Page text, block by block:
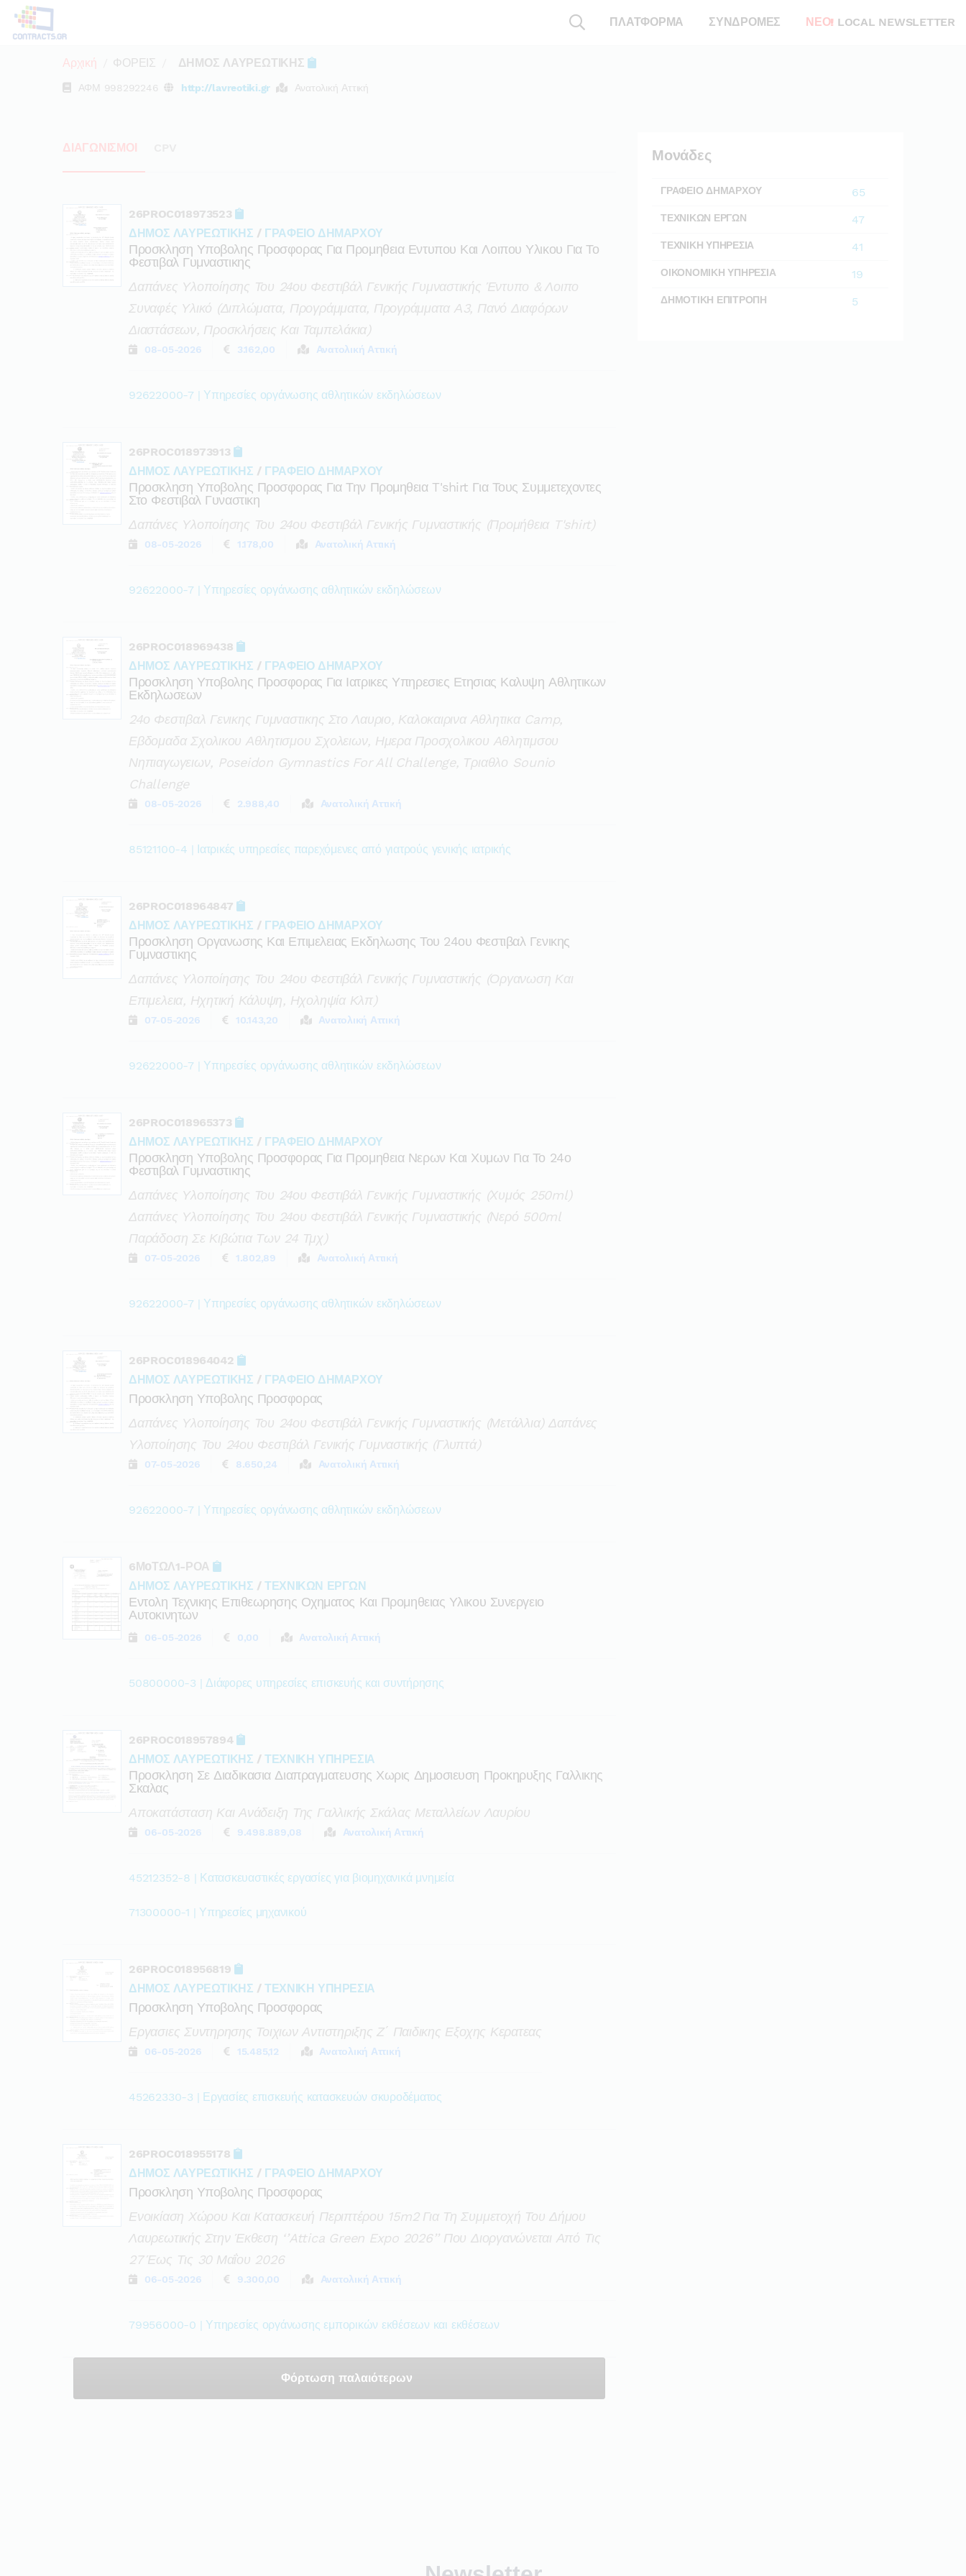
ΠΛΑΤΦΟΡΜΑ ΣΥΝΔΡΟΜΕΣ ΝΕΟ! LOCAL NEWSLETTER
Αρχική ΦΟΡΕΙΣ ΔΗΜΟΣ ΛΑΥΡΕΩΤΙΚΗΣ
ΑΦΜ 998292246 http://lavreotiki.gr Ανατολική Αττική
Μονάδες
ΓΡΑΦΕΙΟ ΔΗΜΑΡΧΟΥ 65
ΤΕΧΝΙΚΩΝ ΕΡΓΩΝ 47
ΤΕΧΝΙΚΗ ΥΠΗΡΕΣΙΑ 41
ΟΙΚΟΝΟΜΙΚΗ ΥΠΗΡΕΣΙΑ 19
ΔΗΜΟΤΙΚΗ ΕΠΙΤΡΟΠΗ 5
ΔΙΑΓΩΝΙΣΜΟΙ
26PROC018973523
ΔΗΜΟΣ ΛΑΥΡΕΩΤΙΚΗΣ / ΓΡΑΦΕΙΟ ΔΗΜΑΡΧΟΥ
Προσκληση Υποβολης Προσφορας Για Προμηθεια Εντυπου Και Λοιπου Υλικου Για Το
Φεστιβαλ Γυμναστικης
Δαπάνες Υλοποίησης Του 24ου Φεστιβάλ Γενικής Γυμναστικής Έντυπο & Λοιπο
Συναφές Υλικό (διπλώματα, Προγράμματα, Προγράμματα Α3, Πανό Διαφόρων
Διαστάσεων, Προσκλήσεις Και Ταμπελάκια)
08-05-2026 3.162,00 Ανατολική Αττική
92622000-7 | Υπηρεσίες οργάνωσης αθλητικών εκδηλώσεων
26PROC018973913
ΔΗΜΟΣ ΛΑΥΡΕΩΤΙΚΗΣ / ΓΡΑΦΕΙΟ ΔΗΜΑΡΧΟΥ
Προσκληση Υποβολης Προσφορας Για Την Προμηθεια T'shirt Για Τους Συμμετεχοντες
Στο Φεστιβαλ Γυναστικη
Δαπάνες Υλοποίησης Του 24ου Φεστιβάλ Γενικής Γυμναστικής (προμήθεια T'shirt)
08-05-2026 1.178,00 Ανατολική Αττική
92622000-7 | Υπηρεσίες οργάνωσης αθλητικών εκδηλώσεων
26PROC018969438
ΔΗΜΟΣ ΛΑΥΡΕΩΤΙΚΗΣ / ΓΡΑΦΕΙΟ ΔΗΜΑΡΧΟΥ
Προσκληση Υποβολης Προσφορας Για Ιατρικες Υπηρεσιες Ετησιας Καλυψη Αθλητικων
Εκδηλωσεων
24ο Φεστιβαλ Γενικης Γυμναστικης Στο Λαυριο, Καλοκαιρινα Αθλητικα Camp,
Εβδομαδα Σχολικου Αθλητισμου Σχολειων, Ημερα Προσχολικου Αθλητιμσου
Νηπιαγωγειων, Poseidon Gymnastics For All Challenge, Τριαθλο Sounio
Challenge
08-05-2026 2.988,40 Ανατολική Αττική
85121100-4 | Ιατρικές υπηρεσίες παρεχόμενες από γιατρούς γενικής ιατρικής
26PROC018964847
ΔΗΜΟΣ ΛΑΥΡΕΩΤΙΚΗΣ / ΓΡΑΦΕΙΟ ΔΗΜΑΡΧΟΥ
Προσκληση Οργανωσης Και Επιμελειας Εκδηλωσης Του 24ου Φεστιβαλ Γενικης
Γυμναστικης
Δαπάνες Υλοποίησης Του 24ου Φεστιβάλ Γενικής Γυμναστικής (οργανωση Και
Επιμελεια, Ηχητική Κάλυψη, Ηχοληψία Κλπ)
07-05-2026 10.143,20 Ανατολική Αττική
92622000-7 | Υπηρεσίες οργάνωσης αθλητικών εκδηλώσεων
26PROC018965373
ΔΗΜΟΣ ΛΑΥΡΕΩΤΙΚΗΣ / ΓΡΑΦΕΙΟ ΔΗΜΑΡΧΟΥ
Προσκληση Υποβολης Προσφορας Για Προμηθεια Νερων Και Χυμων Για Το 24ο
Φεστιβαλ Γυμναστικης
Δαπάνες Υλοποίησης Του 24ου Φεστιβάλ Γενικής Γυμναστικής (χυμός 250ml)
Δαπάνες Υλοποίησης Του 24ου Φεστιβάλ Γενικής Γυμναστικής (νερό 500ml
Παράδοση Σε Κιβώτια Των 24 Τμχ)
07-05-2026 1.802,89 Ανατολική Αττική
92622000-7 | Υπηρεσίες οργάνωσης αθλητικών εκδηλώσεων
26PROC018964042
ΔΗΜΟΣ ΛΑΥΡΕΩΤΙΚΗΣ / ΓΡΑΦΕΙΟ ΔΗΜΑΡΧΟΥ
Προσκληση Υποβολης Προσφορας
Δαπάνες Υλοποίησης Του 24ου Φεστιβάλ Γενικής Γυμναστικής (μετάλλια) Δαπάνες
Υλοποίησης Του 24ου Φεστιβάλ Γενικής Γυμναστικής (γλυπτά)
07-05-2026 8.650,24 Ανατολική Αττική
92622000-7 | Υπηρεσίες οργάνωσης αθλητικών εκδηλώσεων
6Μ0ΤΩΛ1-ΡΟΑ
ΔΗΜΟΣ ΛΑΥΡΕΩΤΙΚΗΣ /ΤΕΧΝΙΚΩΝ ΕΡΓΩΝ
Εντολη Τεχνικης Επιθεωρησης Οχηματος Και Προμηθειας Υλικου Συνεργειο
Αυτοκινητων
06-05-2026 0,00 Ανατολική Αττική
50800000-3 | Διάφορες υπηρεσίες επισκευής και συντήρησης
26PROC018957894
ΔΗΜΟΣ ΛΑΥΡΕΩΤΙΚΗΣ /ΤΕΧΝΙΚΗ ΥΠΗΡΕΣΙΑ
Προσκληση Σε Διαδικασια Διαπραγματευσης Χωρις Δημοσιευση Προκηρυξης Γαλλικης
Σκαλας
Αποκατάσταση Και Ανάδειξη Της Γαλλικής Σκάλας Μεταλλείων Λαυρίου
06-05-2026 9.498.889,08 Ανατολική Αττική
45212352-8 | Κατασκευαστικές εργασίες για βιομηχανικά μνημεία
71300000-1 | Υπηρεσίες μηχανικού
26PROC018956819
ΔΗΜΟΣ ΛΑΥΡΕΩΤΙΚΗΣ /ΤΕΧΝΙΚΗ ΥΠΗΡΕΣΙΑ
Προσκληση Υποβολης Προσφορας
Εργασιες Συντηρησης Τοιχιων Αντιστηριξης Ζ΄ Παιδικης Εξοχης Κερατεας
06-05-2026 15.485,12 Ανατολική Αττική
45262330-3 | Εργασίες επισκευής κατασκευών σκυροδέματος
26PROC018955178
ΔΗΜΟΣ ΛΑΥΡΕΩΤΙΚΗΣ / ΓΡΑΦΕΙΟ ΔΗΜΑΡΧΟΥ
Προσκληση Υποβολης Προσφορας
Ενοικίαση Χώρου Και Κατασκευή Περιπτέρου 15m2 Για Τη Συμμετοχή Του Δήμου
Λαυρεωτικής Στην Έκθεση ‘’attica Green Expo 2026’’ Που Διοργανώνεται Από Τις
27 Έως Τις 30 Μαΐου 2026
06-05-2026 9.300,00 Ανατολική Αττική
79956000-0 | Υπηρεσίες οργάνωσης εμπορικών εκθέσεων και εκθέσεων
Φόρτωση παλαιότερων